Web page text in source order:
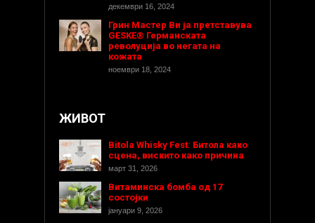
декември 16, 2024
Грин Мастер Ви ја претставува
GESKE® Германската
револуција во негата на
кожата
ноември 18, 2024
ЖИВОТ
Bitola Whisky Fest: Битола како
сцена, вискито како причина
март 31, 2026
Витаминска бомба од 17
состојки
јануари 9, 2026